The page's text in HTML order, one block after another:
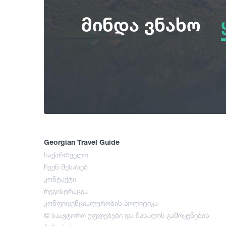
მინდა ვნახო
Georgian Travel Guide
საქართველო
ჩვენ შესახებ
კონტაქტი
რეგისტრაცია
კონფიდენციალურობის პოლიტიკა
© საავტორო უფლებები და მასალის გამოყენების